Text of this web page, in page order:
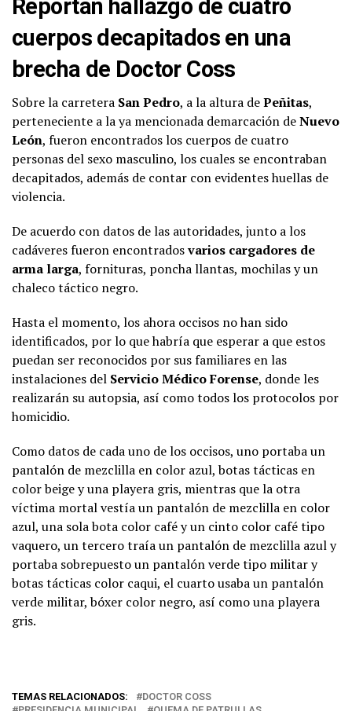
Reportan hallazgo de cuatro
cuerpos decapitados en una
brecha de Doctor Coss
Sobre la carretera San Pedro, a la altura dePeñitas,
perteneciente a la ya mencionada demarcación deNuevo
León, fueron encontrados los cuerpos de cuatro
personas del sexo masculino, los cuales se encontraban
decapitados, además de contar con evidentes huellas de
violencia.
De acuerdo con datos de las autoridades, junto a los
cadáveres fueron encontradosvarios cargadores de
arma larga, fornituras, poncha llantas, mochilas y un
chaleco táctico negro.
Hasta el momento, los ahora occisos no han sido
identificados, por lo que habría que esperar a que estos
puedan ser reconocidos por sus familiares en las
instalaciones del Servicio Médico Forense, donde les
realizarán su autopsia, así como todos los protocolos por
homicidio.
Como datos de cada uno de los occisos, uno portaba un
pantalón de mezclilla en color azul, botas tácticas en
color beige y una playera gris, mientras que la otra
víctima mortal vestía un pantalón de mezclilla en color
azul, una sola bota color café y un cinto color café tipo
vaquero, un tercero traía un pantalón de mezclilla azul y
portaba sobrepuesto un pantalón verde tipo militar y
botas tácticas color caqui, el cuarto usaba un pantalón
verde militar, bóxer color negro, así como una playera
gris.
TEMAS RELACIONADOS:
DOCTOR COSS